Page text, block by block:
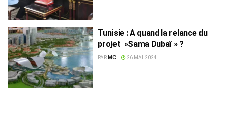
Tunisie : A quand la relance du
projet »Sama Dubaï » ?
PAR MC 26 MAI 2024